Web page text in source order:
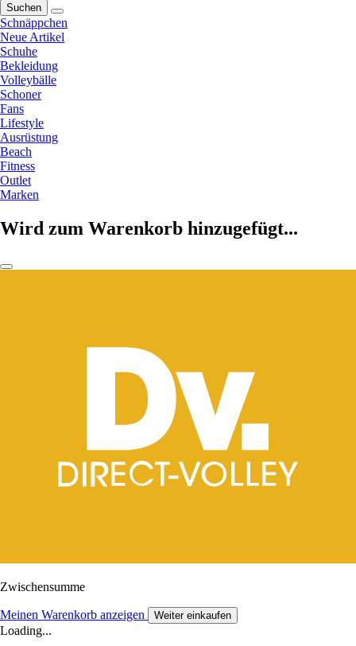
Suchen
Schnäppchen
Neue Artikel
Schuhe
Bekleidung
Volleybälle
Schoner
Fans
Lifestyle
Ausrüstung
Beach
Fitness
Outlet
Marken
Wird zum Warenkorb hinzugefügt...
Zwischensumme
Meinen Warenkorb anzeigen Weiter einkaufen
Loading...